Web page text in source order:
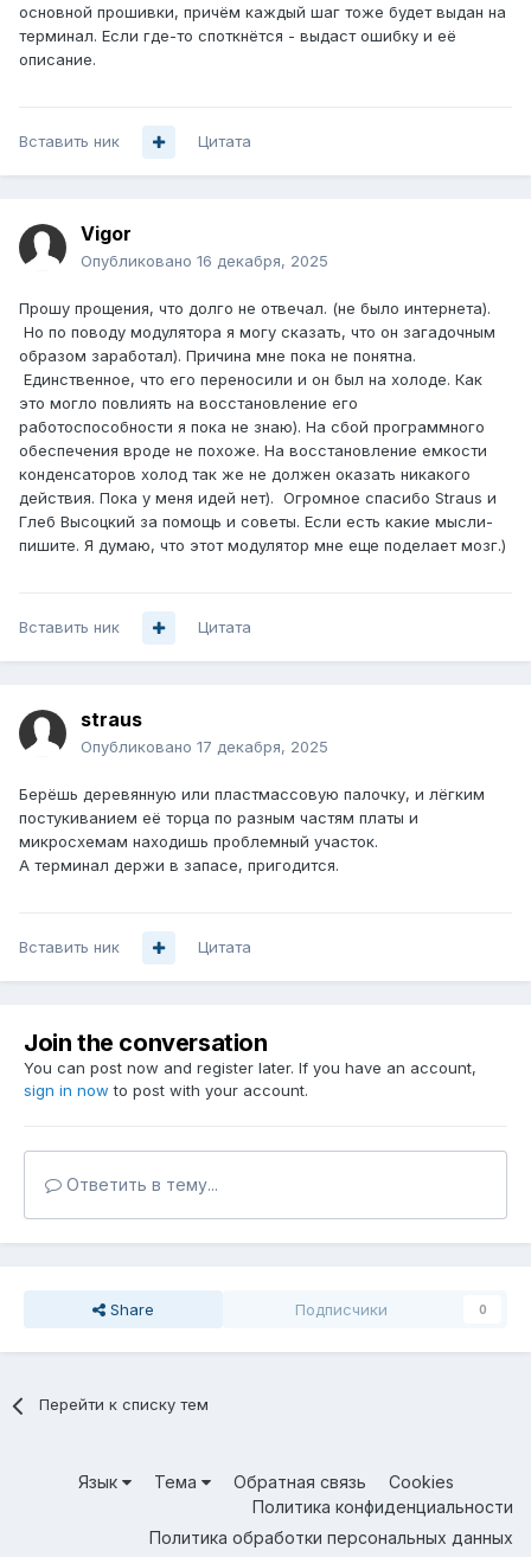
основной прошивки, причём каждый шаг тоже будет выдан на
терминал. Если где-то споткнётся - выдаст ошибку и её
описание.
Вставить ник Цитата
Vigor
Опубликовано 16 декабря, 2025
Прошу прощения, что долго не отвечал. (не было интернета).
Но по поводу модулятора я могу сказать, что он загадочным
образом заработал). Причина мне пока не понятна.
Единственное, что его переносили и он был на холоде. Как
это могло повлиять на восстановление его
работоспособности я пока не знаю). На сбой программного
обеспечения вроде не похоже. На восстановление емкости
конденсаторов холод так же не должен оказать никакого
действия. Пока у меня идей нет). Огромное спасибо Straus и
Глеб Высоцкий за помощь и советы. Если есть какие мысли-
пишите. Я думаю, что этот модулятор мне еще поделает мозг.)
Вставить ник Цитата
straus
Опубликовано 17 декабря, 2025
Берёшь деревянную или пластмассовую палочку, и лёгким
постукиванием её торца по разным частям платы и
микросхемам находишь проблемный участок.
А терминал держи в запасе, пригодится.
Вставить ник Цитата
Join the conversation
You can post now and register later. If you have an account,
sign in now to post with your account.
Ответить в тему...
Share Подписчики 0
Перейти к списку тем
Язык Тема Обратная связь
Cookies
Политика конфиденциальности
Политика обработки персональных данных